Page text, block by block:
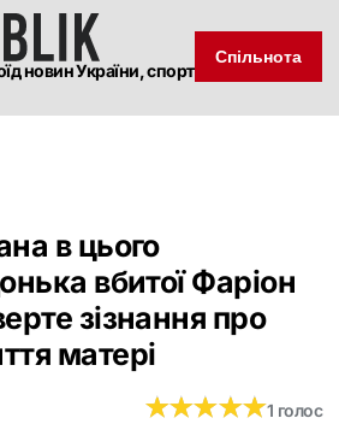
новин України, спорт
Спільнота
в цього
вбитої Фаріон
зізнання про
матері
★★★★★
★★★★★1 голос